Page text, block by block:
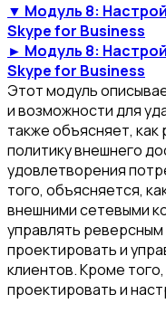
▼ Модуль 8:
Skype for Business
► Модуль 8:
Skype for Business
Этот модуль
и возможности для
также объясняет,
политику внешнего
удовлетворения
того, объясняется,
внешними сетевыми
управлять
проектировать и
клиентов. Кроме
проектировать и